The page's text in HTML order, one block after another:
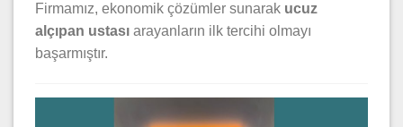
Firmamız, ekonomik çözümler sunarak ucuz
alçıpan ustası arayanların ilk tercihi olmayı
başarmıştır.